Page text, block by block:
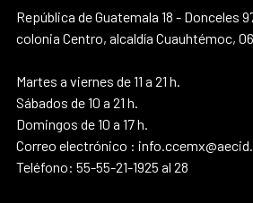
República de Guatemala 18 - Donceles
colonia Centro, alcaldía Cuauhtémoc,
Martes a viernes de 11 a 21 h.
Sábados de 10 a 21 h.
Domingos de 10 a 17 h.
Correo electrónico :
Teléfono: 55-55-21-1925 al 28